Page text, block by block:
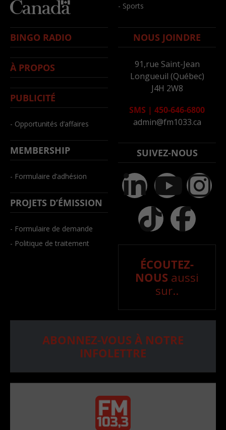
- Sports
BINGO RADIO
À PROPOS
PUBLICITÉ
- Opportunités d’affaires
MEMBERSHIP
- Formulaire d’adhésion
PROJETS D’ÉMISSION
- Formulaire de demande
- Politique de traitement
NOUS JOINDRE
91,rue Saint-Jean
Longueuil (Québec)
J4H 2W8
SMS | 450-646-6800
admin@fm1033.ca
SUIVEZ-NOUS
ÉCOUTEZ-
NOUS aussi
sur..
ABONNEZ-VOUS À NOTRE
INFOLETTRE